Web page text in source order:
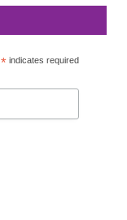
*indicates required